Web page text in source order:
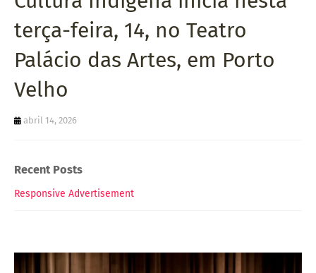
terça-feira, 14, no Teatro
Palácio das Artes, em Porto
Velho
abril 14, 2026
Recent Posts
Responsive Advertisement